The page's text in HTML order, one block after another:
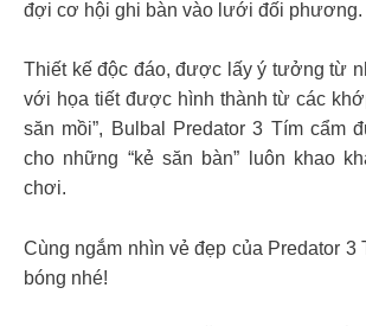
đợi cơ hội ghi bàn vào lưới đối phương.
Thiết kế độc đáo, được lấy ý tưởng từ
với họa tiết được hình thành từ các
săn mồi”, Bulbal Predator 3 Tím cẩm
cho những “kẻ săn bàn” luôn khao
chơi.
Cùng ngắm nhìn vẻ đẹp của Predator 3
bóng nhé!